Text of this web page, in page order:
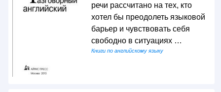
речи рассчитано на тех, кто
хотел бы преодолеть языковой
барьер и чувствовать себя
свободно в ситуациях …
Книги по английскому языку